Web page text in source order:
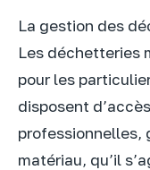
La gestion des
Les déchetteries
pour les
disposent
professionnelles,
matériau, qu’il